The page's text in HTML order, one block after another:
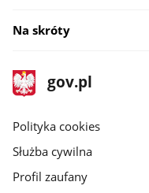
Na skróty
stopka
gov.pl
Strona
gov.pl
gov.pl
Polityka cookies
Służba cywilna
Profil zaufany